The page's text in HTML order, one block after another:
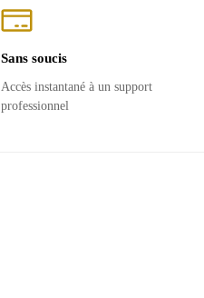
Sans soucis
Accès instantané à un support
professionnel